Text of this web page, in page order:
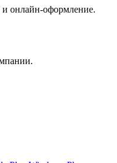
онлайн-оформление.